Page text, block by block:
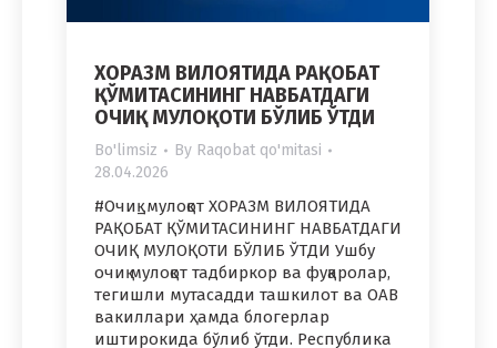
ХОРАЗМ ВИЛОЯТИДА РАҚОБАТ
ҚЎМИТАСИНИНГ НАВБАТДАГИ
ОЧИҚ МУЛОҚОТИ БЎЛИБ ЎТДИ
Bo'limsiz By Raqobat qo'mitasi
28.04.2026
#Очиқ_мулоқот ХОРАЗМ ВИЛОЯТИДА
РАҚОБАТ ҚЎМИТАСИНИНГ НАВБАТДАГИ
ОЧИҚ МУЛОҚОТИ БЎЛИБ ЎТДИ Ушбу
очиқ мулоқот тадбиркор ва фуқаролар,
тегишли мутасадди ташкилот ва ОАВ
вакиллари ҳамда блогерлар
иштирокида бўлиб ўтди. Республика